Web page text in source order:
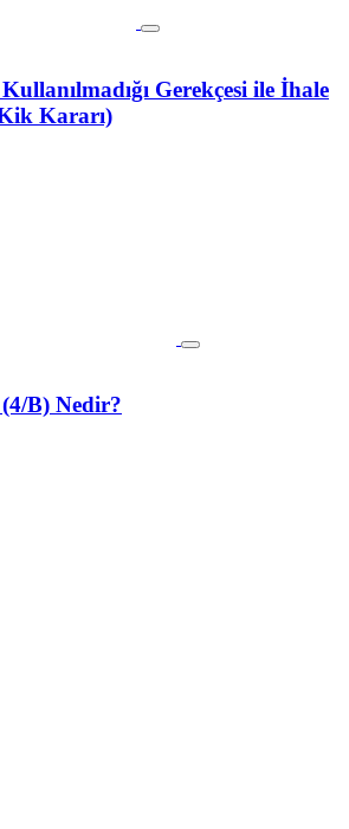
Gerekçesi ile İhale
Kararı)
(4/B) Nedir?